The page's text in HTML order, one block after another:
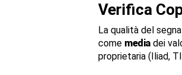
Verifica
La qualità del
come mediadei
proprietaria (Iliad,